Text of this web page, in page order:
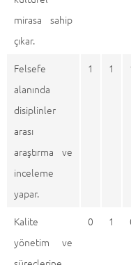
mirasa sahip
çıkar.
Felsefe
alanında
disiplinler
arası
araştırma ve
inceleme
yapar.
1 1
Kalite
yönetim ve
0 1